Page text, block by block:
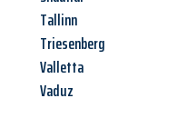
Tallinn
Triesenberg
Valletta
Vaduz